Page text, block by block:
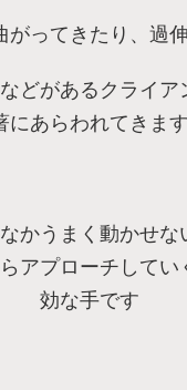
がってきたり、過伸
どがあるクライア
にあらわれてきます
かうまく動かせな
アプローチしてい
効な手です